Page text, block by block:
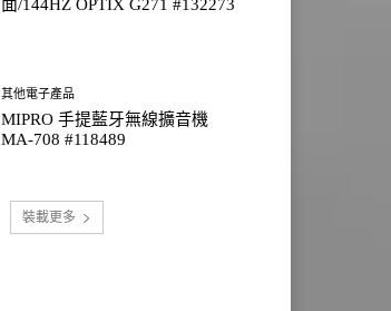
面/144HZ OPTIX G271 #132273
其他電子產品
MIPRO 手提藍牙無線擴音機
MA-708 #118489
裝載更多